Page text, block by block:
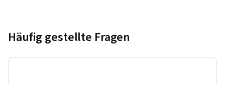
Häufig gestellte Fragen